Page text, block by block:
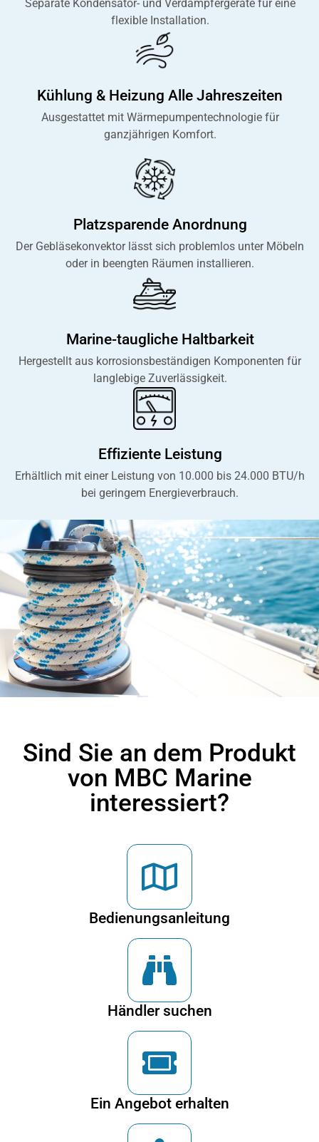
Separate Kondensator- und Verdampfergeräte für eine
flexible Installation.
Kühlung & Heizung Alle Jahreszeiten
Ausgestattet mit Wärmepumpentechnologie für
ganzjährigen Komfort.
Platzsparende Anordnung
Der Gebläsekonvektor lässt sich problemlos unter Möbeln
oder in beengten Räumen installieren.
Marine-taugliche Haltbarkeit
Hergestellt aus korrosionsbeständigen Komponenten für
langlebige Zuverlässigkeit.
Effiziente Leistung
Erhältlich mit einer Leistung von 10.000 bis 24.000 BTU/h
bei geringem Energieverbrauch.
Sind Sie an dem Produkt
von MBC Marine
interessiert?
Bedienungsanleitung
Händler suchen
Ein Angebot erhalten